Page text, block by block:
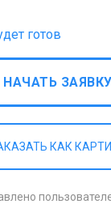
готов
НАЧАТЬ ЗАЯВКУ
КАК